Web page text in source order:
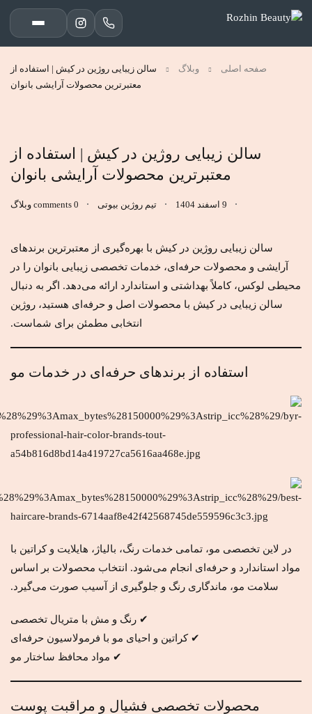
صفحه اصلی وبلاگ
سالن زیبایی روژین در کیش | استفاده از
معتبرترین محصولات آرایشی بانوان
سالن زیبایی روژین در کیش | استفاده از
معتبرترین محصولات آرایشی بانوان
9 اسفند 1404 تیم روژین بیوتی 0 comments وبلاگ
سالن زیبایی روژین در کیش با بهره‌گیری از معتبرترین برندهای
آرایشی و محصولات حرفه‌ای، خدمات تخصصی زیبایی بانوان را در
محیطی لوکس، کاملاً بهداشتی و استاندارد ارائه می‌دهد. اگر به دنبال
سالن زیبایی در کیش با محصولات اصل و حرفه‌ای هستید، روژین
انتخابی مطمئن برای شماست.
استفاده از برندهای حرفه‌ای در خدمات مو
در لاین تخصصی مو، تمامی خدمات رنگ، بالیاژ، هایلایت و کراتین با
مواد استاندارد و حرفه‌ای انجام می‌شود. انتخاب محصولات بر اساس
سلامت مو، ماندگاری رنگ و جلوگیری از آسیب صورت می‌گیرد.
✔ رنگ و مش با متریال تخصصی
✔ کراتین و احیای مو با فرمولاسیون حرفه‌ای
✔ مواد محافظ ساختار مو
محصولات تخصصی فشیال و مراقبت پوست